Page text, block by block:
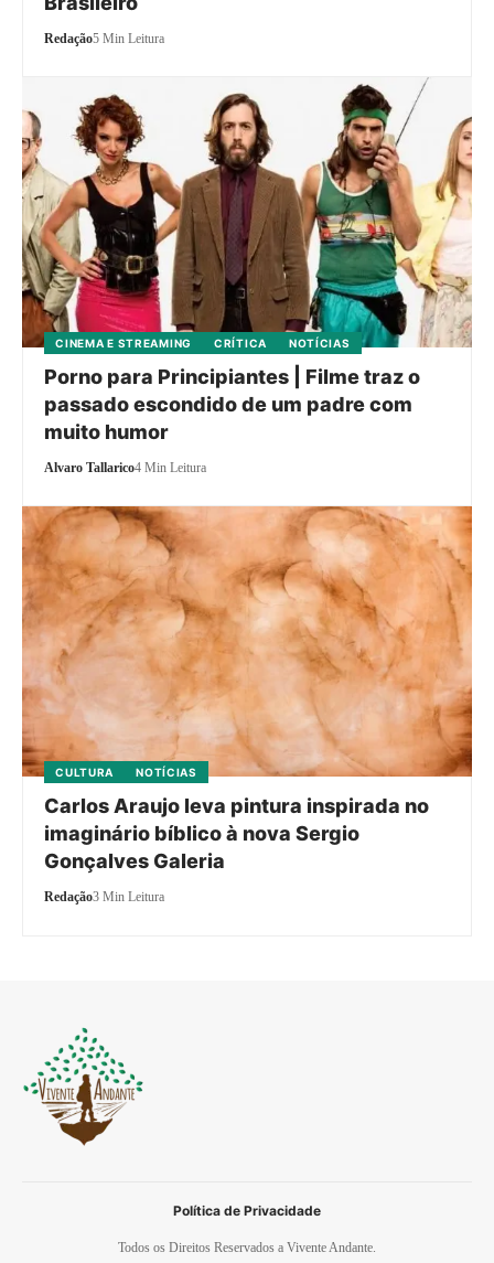
Redação5 Min Leitura
CINEMA E STREAMING CRÍTICA NOTÍCIAS
Porno para Principiantes | Filme traz o
passado escondido de um padre com
muito humor
Alvaro Tallarico4 Min Leitura
CULTURA NOTÍCIAS
Carlos Araujo leva pintura inspirada no
imaginário bíblico à nova Sergio
Gonçalves Galeria
Redação3 Min Leitura
Todos os Direitos Reservados a Vivente Andante.
Política de Privacidade